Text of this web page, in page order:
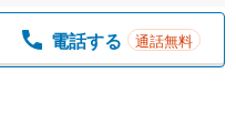
電話する 通話無料